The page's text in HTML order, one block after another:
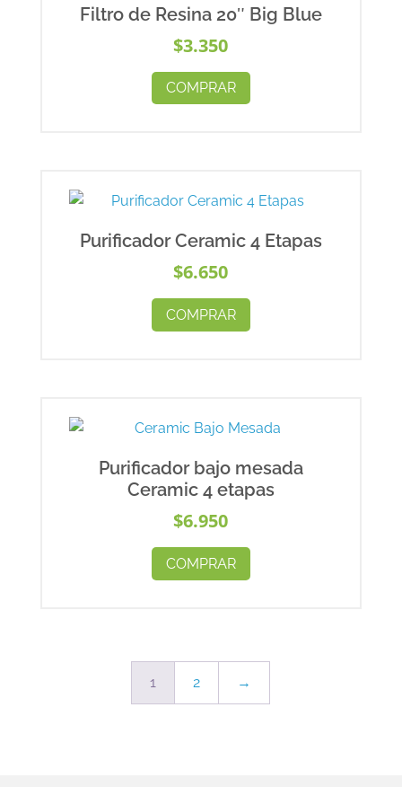
Filtro de Resina 20″ Big Blue
$3.350
COMPRAR
Purificador Ceramic 4 Etapas
$6.650
COMPRAR
Purificador bajo mesada
Ceramic 4 etapas
$6.950
COMPRAR
1 2 →